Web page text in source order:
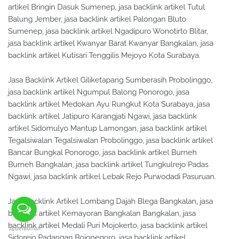
artikel Bringin Dasuk Sumenep, jasa backlink artikel Tutul
Balung Jember, jasa backlink artikel Palongan Bluto
Sumenep, jasa backlink artikel Ngadipuro Wonotirto Blitar,
jasa backlink artikel Kwanyar Barat Kwanyar Bangkalan, jasa
backlink artikel Kutisari Tenggilis Mejoyo Kota Surabaya.
Jasa Backlink Artikel Giliketapang Sumberasih Probolinggo,
jasa backlink artikel Ngumpul Balong Ponorogo, jasa
backlink artikel Medokan Ayu Rungkut Kota Surabaya, jasa
backlink artikel Jatipuro Karangjati Ngawi, jasa backlink
artikel Sidomulyo Mantup Lamongan, jasa backlink artikel
Tegalsiwalan Tegalsiwalan Probolinggo, jasa backlink artikel
Bancar Bungkal Ponorogo, jasa backlink artikel Burneh
Burneh Bangkalan, jasa backlink artikel Tungkulrejo Padas
Ngawi, jasa backlink artikel Lebak Rejo Purwodadi Pasuruan.
Jasa Backlink Artikel Lombang Dajah Blega Bangkalan, jasa
backlink artikel Kemayoran Bangkalan Bangkalan, jasa
backlink artikel Medali Puri Mojokerto, jasa backlink artikel